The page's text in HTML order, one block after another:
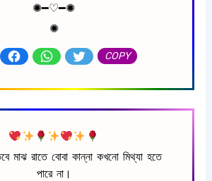
✺━♡︎━✺
✺
COPY
মাঝ রাতে বোবা কান্না কখনো মিথ্যা হতে
পারে না।